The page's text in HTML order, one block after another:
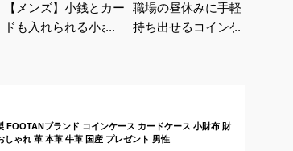
【メンズ】小銭とカー
ドも入れられる小さめ
職場の昼休みに手軽に
持ち出せるコインケー
ブランド コインケース カードケース 小財布 財
ゃれ 革 本革 牛革 国産 プレゼント 男性